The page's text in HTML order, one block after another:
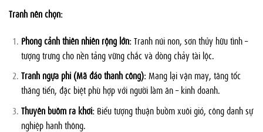
Tranh nên chọn:
Phong cảnh thiên nhiên rộng lớn:Tranh núi non, sơn thủy hữu tình –
tượng trưng cho nền tảng vững chắc và dòng chảy tài lộc.
Tranh ngựa phi (Mã đáo thành công):Mang lại vận may, tăng tốc
thăng tiến, đặc biệt phù hợp với người làm ăn – kinh doanh.
Thuyền buồm ra khơi:Biểu tượng thuận buồm xuôi gió, công danh sự
nghiệp hanh thông.